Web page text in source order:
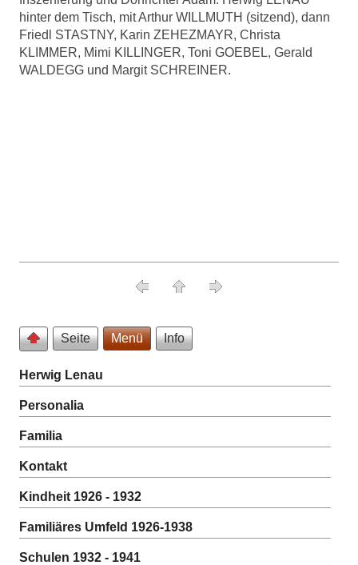
hinter dem Tisch, mit Arthur WILLMUTH (sitzend), dann
Friedl STASTNY, Karin ZEHEZMAYR, Christa
KLIMMER, Mimi KILLINGER, Toni GOEBEL, Gerald
WALDEGG und Margit SCHREINER.
Seite Menü Info
Herwig Lenau
Personalia
Familia
Kontakt
Kindheit 1926 - 1932
Familiäres Umfeld 1926-1938
Schulen 1932 - 1941